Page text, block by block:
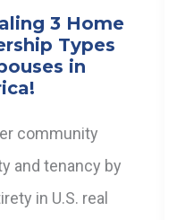
3 Home
Types
in
community
and tenancy by
in U.S. real